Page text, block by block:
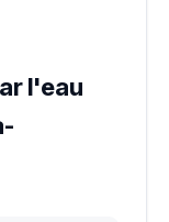
l'eau